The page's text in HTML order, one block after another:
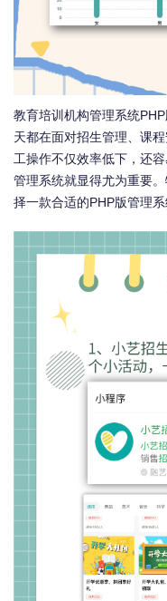
教育培训机构管理系统
天都在面对招生管理、课
工操作不仅效率低下，还
管理系统就显得尤为重要
择一款合适的PHP版管理